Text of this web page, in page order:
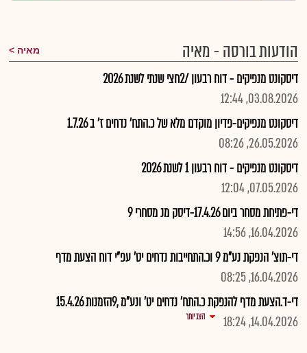
הודעות בורסה - מאיה מאיה
דיסקונט מנפיקים - דוח רבעון /2חצי שנתי לשנת 2026
03.08.2026, 12:44
דיסקונט מנפיקים-פדיון מוקדם מלא של כ.התח' נדחים ז' ב 1.7.26
26.05.2026, 08:26
דיסקונט מנפיקים - דוח רבעון 1 לשנת 2026
07.05.2026, 12:04
די-פתיחת מסחר ביום 17.4.26-דיסק מנ מסחרי 9
16.04.2026, 14:56
די-תוצ' הנפקת נע"מ 9 וכ.התחייבות נדחים יט' עפ"י דוח הצעת מדף
16.04.2026, 08:25
די-ד.הצעת מדף להנפקת כ.התח' נדחים יט' ונע"מ ,9הזמנות 15.4.26
14.04.2026, 18:24
הצג יותר